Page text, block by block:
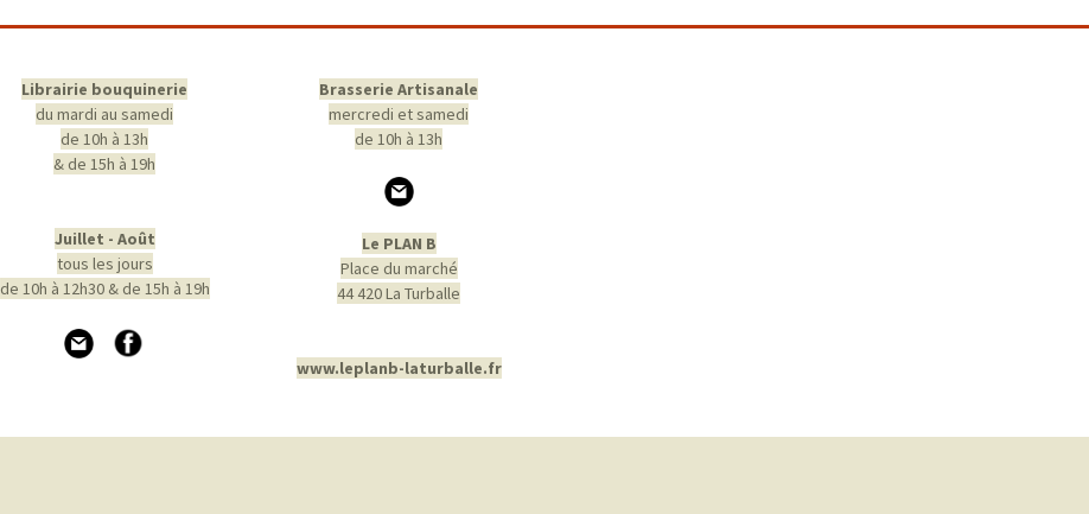
Librairie bouquinerie
du mardi au samedi
de 10h à 13h
& de 15h à 19h
Juillet - Août
tous les jours
de 10h à 12h30 & de 15h à 19h
Brasserie Artisanale
mercredi et samedi
de 10h à 13h
Le PLAN B
Place du marché
44 420 La Turballe
www.leplanb-laturballe.fr